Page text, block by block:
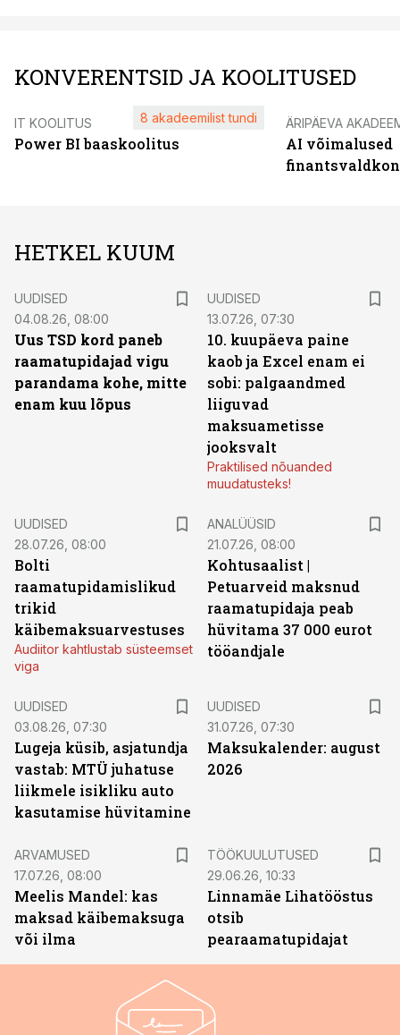
KONVERENTSID JA KOOLITUSED
IT KOOLITUS
Power BI baaskoolitus
8 akadeemilist tundi ÄRIPÄEVA
AI võimalused
HETKEL KUUM
UUDISED
04.08.26, 08:00
Uus TSD kord paneb
raamatupidajad vigu
parandama kohe, mitte
enam kuu lõpus
UUDISED
13.07.26, 07:30
10. kuupäeva paine
kaob ja Excel enam ei
sobi: palgaandmed
liiguvad
maksuametisse
jooksvalt
Praktilised nõuanded
muudatusteks!
UUDISED
28.07.26, 08:00
Bolti
raamatupidamislikud
trikid
käibemaksuarvestuses
Audiitor kahtlustab süsteemset
viga
ANALÜÜSID
21.07.26, 08:00
Kohtusaalist |
Petuarveid maksnud
raamatupidaja peab
hüvitama 37 000 eurot
tööandjale
UUDISED
03.08.26, 07:30
Lugeja küsib, asjatundja
vastab: MTÜ juhatuse
liikmele isikliku auto
kasutamise hüvitamine
UUDISED
31.07.26, 07:30
Maksukalender: august
2026
ARVAMUSED
17.07.26, 08:00
Meelis Mandel: kas
maksad käibemaksuga
või ilma
TÖÖKUULUTUSED
29.06.26, 10:33
Linnamäe Lihatööstus
otsib
pearaamatupidajat